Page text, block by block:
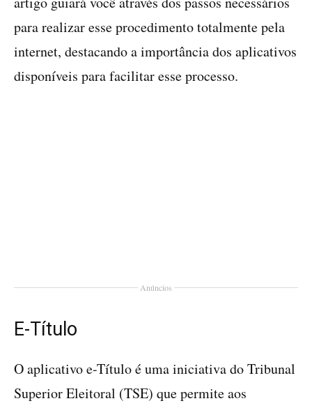
para realizar esse procedimento totalmente pela
internet, destacando a importância dos aplicativos
disponíveis para facilitar esse processo.
Anúncios
E-Título
O aplicativo e-Título é uma iniciativa do Tribunal
Superior Eleitoral (TSE) que permite aos